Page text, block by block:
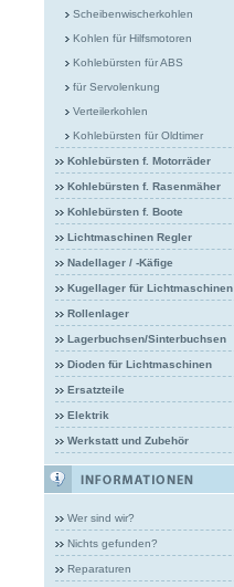
Scheibenwischerkohlen
Kohlen für Hilfsmotoren
Kohlebürsten für ABS
für Servolenkung
Verteilerkohlen
Kohlebürsten für Oldtimer
Kohlebürsten f. Motorräder
Kohlebürsten f. Rasenmäher
Kohlebürsten f. Boote
Lichtmaschinen Regler
Nadellager / -Käfige
Kugellager für Lichtmaschinen
Rollenlager
Lagerbuchsen/Sinterbuchsen
Dioden für Lichtmaschinen
Ersatzteile
Elektrik
Werkstatt und Zubehör
Wer sind wir?
Nichts gefunden?
Reparaturen